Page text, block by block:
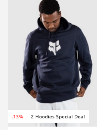
-13% 2 Hoodies Special Deal